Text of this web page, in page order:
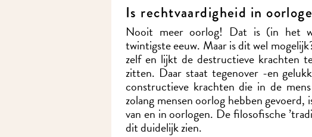
Is rechtvaardigheid in
Nooit meer oorlog! Dat is (in het
twintigste eeuw. Maar is dit wel
zelf en lijkt de destructieve krachten
zitten. Daar staat tegenover -en
constructieve krachten die in de
zolang mensen oorlog hebben
van en in oorlogen. De filosofische
dit duidelijk zien.